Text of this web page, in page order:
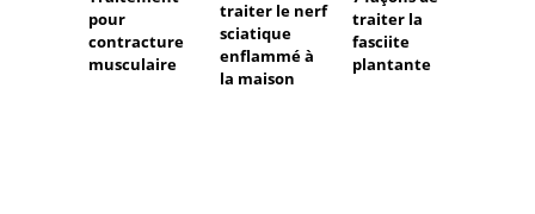
pour
contracture
musculaire
traiter le nerf
sciatique
enflammé à
la maison
traiter la
fasciite
plantante